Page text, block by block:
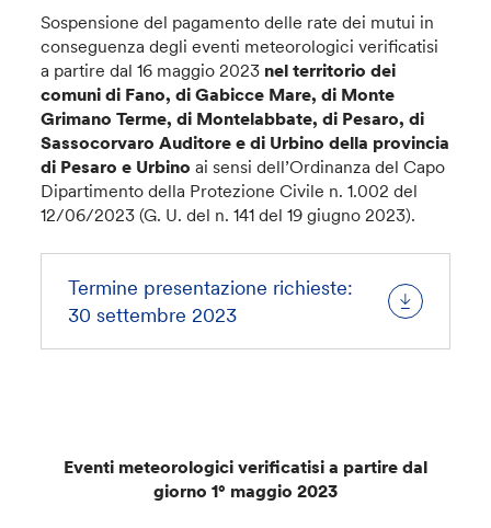
Sospensione del pagamento delle rate dei mutui in
conseguenza degli eventi meteorologici verificatisi
a partire dal 16 maggio 2023 nel territorio dei
comuni di Fano, di Gabicce Mare, di Monte
Grimano Terme, di Montelabbate, di Pesaro, di
Sassocorvaro Auditore e di Urbino della provincia
di Pesaro e Urbino ai sensi dell’Ordinanza del Capo
Dipartimento della Protezione Civile n. 1.002 del
12/06/2023 (G. U. del n. 141 del 19 giugno 2023).
Termine presentazione richieste:
30 settembre 2023
Eventi meteorologici verificatisi a partire dal
giorno 1° maggio 2023